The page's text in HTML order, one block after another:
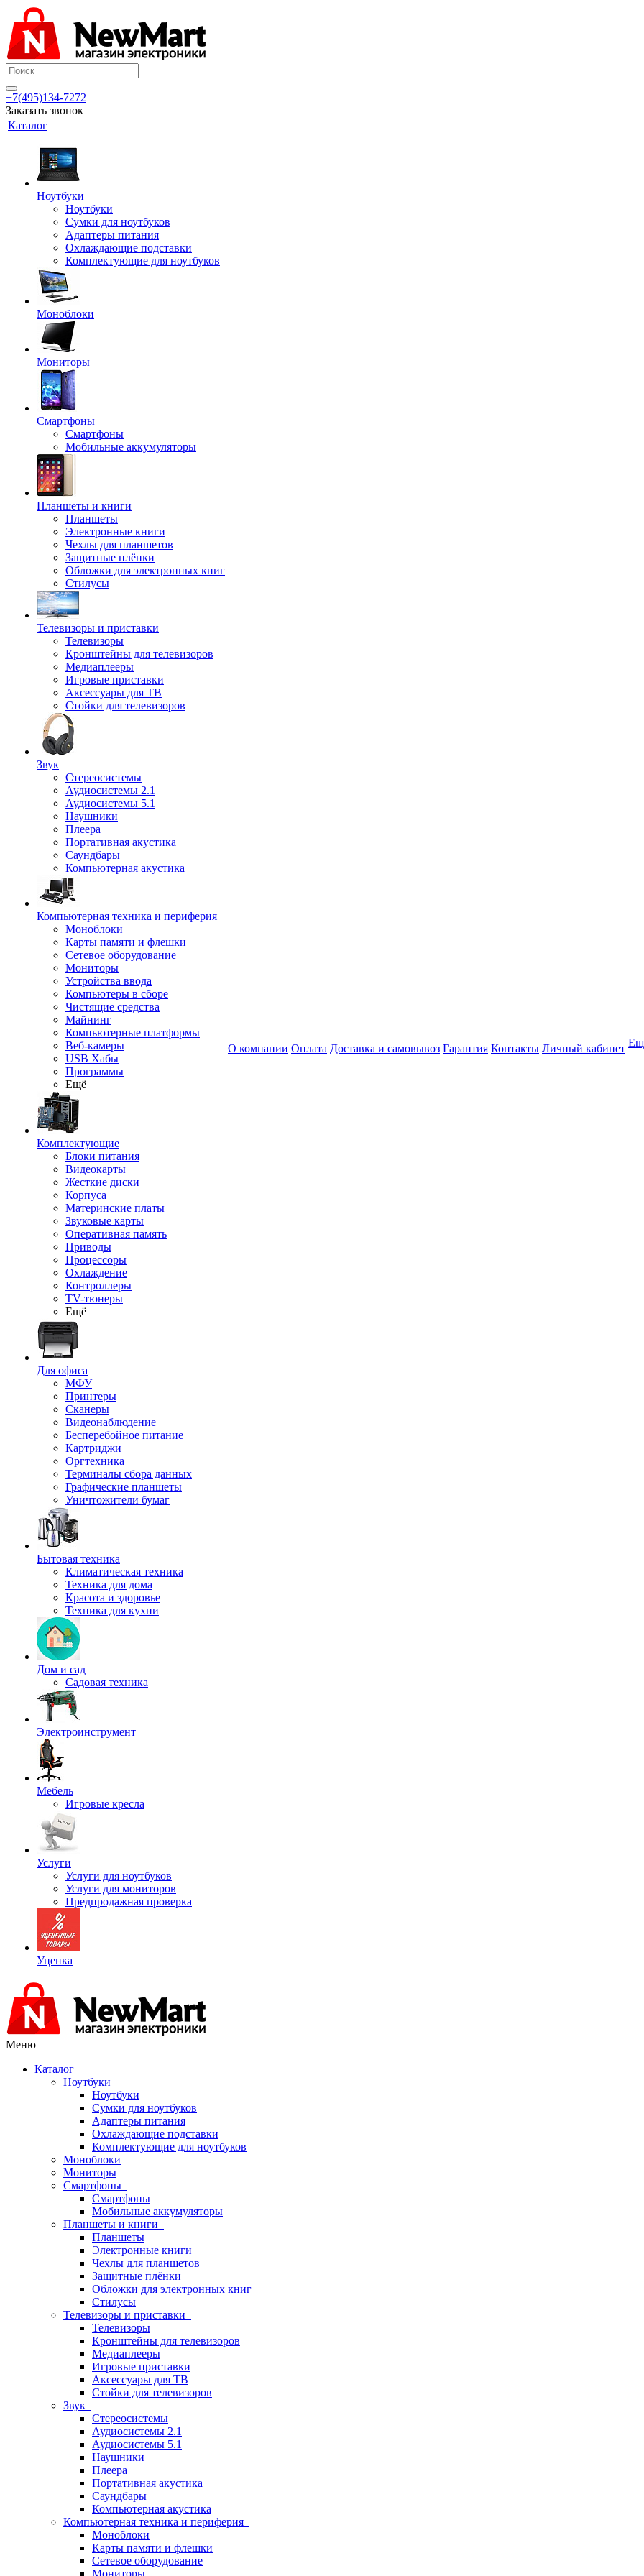
+7(495)134-7272
Заказать звонок
Каталог
Ноутбуки
Ноутбуки
Сумки для ноутбуков
Адаптеры питания
Охлаждающие подставки
Комплектующие для ноутбуков
Моноблоки
Мониторы
Смартфоны
Смартфоны
Мобильные аккумуляторы
Планшеты и книги
Планшеты
Электронные книги
Чехлы для планшетов
Защитные плёнки
Обложки для электронных книг
Стилусы
Телевизоры и приставки
Телевизоры
Кронштейны для телевизоров
Медиаплееры
Игровые приставки
Аксессуары для ТВ
Стойки для телевизоров
Звук
Стереосистемы
Аудиосистемы 2.1
Аудиосистемы 5.1
Наушники
Плеера
Портативная акустика
Саундбары
Компьютерная акустика
Компьютерная техника и периферия
Моноблоки
Карты памяти и флешки
Сетевое оборудование
Мониторы
Устройства ввода
Компьютеры в сборе
Чистящие средства
Майнинг
Компьютерные платформы
Веб-камеры
USB Хабы
Программы
Ещё
Комплектующие
Блоки питания
Видеокарты
Жесткие диски
Корпуса
Материнские платы
Звуковые карты
Оперативная память
Приводы
Процессоры
Охлаждение
Контроллеры
TV-тюнеры
Ещё
Для офиса
МФУ
Принтеры
Сканеры
Видеонаблюдение
Бесперебойное питание
Картриджи
Оргтехника
Терминалы сбора данных
Графические планшеты
Уничтожители бумаг
Бытовая техника
Климатическая техника
Техника для дома
Красота и здоровье
Техника для кухни
Дом и сад
Садовая техника
Электроинструмент
Мебель
Игровые кресла
Услуги
Услуги для ноутбуков
Услуги для мониторов
Предпродажная проверка
Уценка
О компании Оплата Доставка и самовывоз Гарантия Контакты Личный кабинет
Меню
Каталог
Ноутбуки
Ноутбуки
Сумки для ноутбуков
Адаптеры питания
Охлаждающие подставки
Комплектующие для ноутбуков
Моноблоки
Мониторы
Смартфоны
Смартфоны
Мобильные аккумуляторы
Планшеты и книги
Планшеты
Электронные книги
Чехлы для планшетов
Защитные плёнки
Обложки для электронных книг
Стилусы
Телевизоры и приставки
Телевизоры
Кронштейны для телевизоров
Медиаплееры
Игровые приставки
Аксессуары для ТВ
Стойки для телевизоров
Звук
Стереосистемы
Аудиосистемы 2.1
Аудиосистемы 5.1
Наушники
Плеера
Портативная акустика
Саундбары
Компьютерная акустика
Компьютерная техника и периферия
Моноблоки
Карты памяти и флешки
Сетевое оборудование
Мониторы